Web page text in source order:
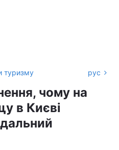
туризму рус
чому на
в Києві